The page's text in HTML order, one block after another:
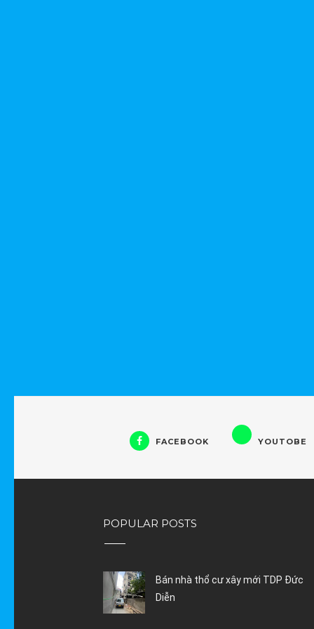
FACEBOOK YOUTOBE
POPULAR POSTS
Bán nhà thổ cư xây mới TDP Đức
Diễn